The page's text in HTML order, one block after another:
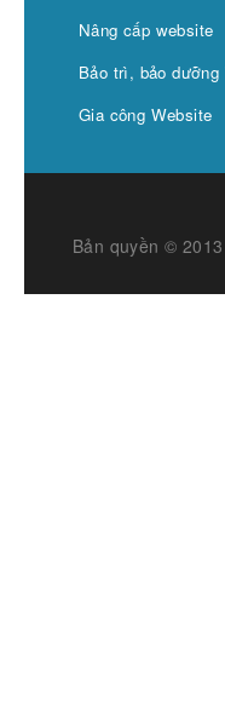
Nâng cấp website
Bảo trì, bảo dưỡng
Gia công Website
Bản quyền ©